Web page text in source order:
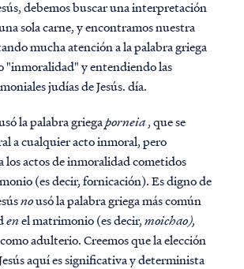
debemos buscar una interpretación
sola carne, y encontramos nuestra
mucha atención a la palabra griega
"inmoralidad" y entendiendo las
judías de Jesús. día.
la palabra griegaporneia, que se
a cualquier acto inmoral, pero
los actos de inmoralidad cometidos
(es decir, fornicación). Es digno de
nousó la palabra griega más común
enel matrimonio (es decir,moichao),
adulterio. Creemos que la elección
aquí es significativa y determinista